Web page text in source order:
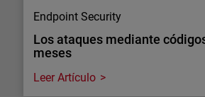
Endpoint Security
Los ataques mediante
meses
Leer Artículo